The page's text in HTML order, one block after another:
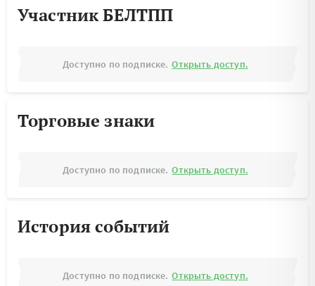
Участник БЕЛТПП
Доступно по подписке. Открыть доступ.
Торговые знаки
Доступно по подписке. Открыть доступ.
История событий
Доступно по подписке. Открыть доступ.